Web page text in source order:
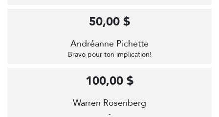
Andréanne Pichette
Bravo pour ton implication!
50,00 $
Warren Rosenberg
-
100,00 $